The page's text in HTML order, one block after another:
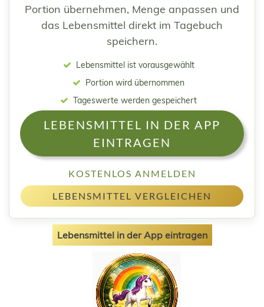
Portion übernehmen, Menge anpassen und
das Lebensmittel direkt im Tagebuch
speichern.
Lebensmittel ist vorausgewählt
Portion wird übernommen
Tageswerte werden gespeichert
LEBENSMITTEL IN DER APP
EINTRAGEN
KOSTENLOS ANMELDEN
LEBENSMITTEL VERGLEICHEN
Lebensmittel in der App eintragen